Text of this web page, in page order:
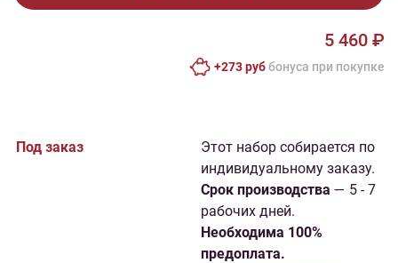
5 460 ₽
+273 руббонусa при покупке
Под заказ
Этот набор собирается по
индивидуальному заказу.
Cрок производства — 5 - 7
рабочих дней.
Необходима 100%
предоплата.